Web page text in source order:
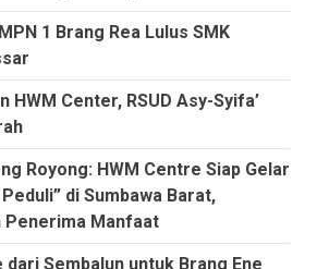
1 Brang Rea Lulus SMK
HWM Center, RSUD Asy-Syifa’
Royong: HWM Centre Siap Gelar
di Sumbawa Barat,
Penerima Manfaat
Sembalun untuk Brang Ene